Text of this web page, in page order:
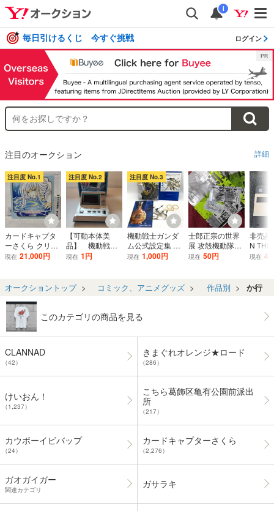
i
毎日引けるくじ 今すぐ挑戦 ログイン
注目のオークション 詳細
注目度 No.1
カードキャプタ
ーさくら クリス
マスパーティー i
非売品 レア 当時
物 平成
現在 21,000円
注目度 No.2
【可動本体美
品】 機動戦士
ガンダム LSIゲ
ーク ゲームウ
ォッチ ポピー
現在 1円
注目度 No.3
機動戦士ガンダ
ム公式設定集 ア
ナハイム・ジャ
現在 1,000円
士郎正宗の世界
展 攻殻機動隊と
創造の軌跡 世田
現在 50円
非売品
N
リー
ディス
現在
オークショントップ コミック、アニメグッズ 作品別 か行
このカテゴリの商品を見る
CLANNAD
（42）
きまぐれオレンジ★ロード
（286）
けいおん！
（1,237）
こちら葛飾区亀有公園前派出
所
（217）
カウボーイビバップ
（24）
カードキャプターさくら
（2,276）
ガオガイガー
関連カテゴリ ガサラキ